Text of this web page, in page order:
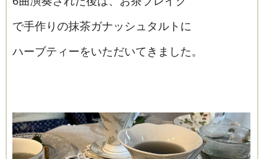
で手作りの抹茶ガナッシュタルトに
ハーブティーをいただいてきました。